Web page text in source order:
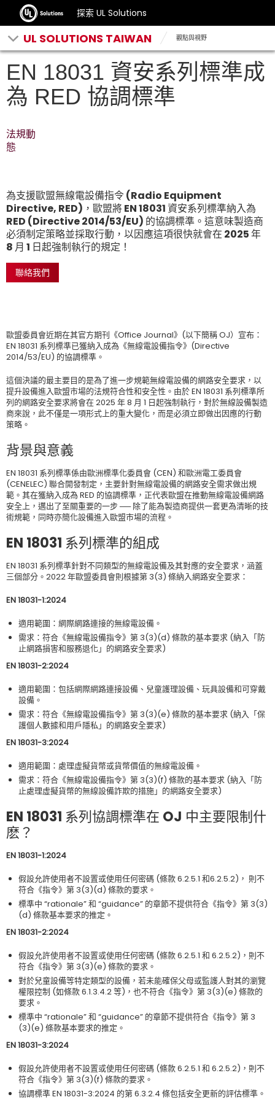
探索 UL Solutions
UL SOLUTIONS TAIWAN 觀點與視野
EN 18031 資安系列標準成
為 RED 協調標準
法規動
態
為支援歐盟無線電設備指令 (Radio Equipment
Directive, RED)，歐盟將 EN 18031 資安系列標準納入為
RED (Directive 2014/53/EU) 的協調標準。這意味製造商
必須制定策略並採取行動，以因應這項很快就會在 2025 年
8 月 1 日起強制執行的規定！
聯絡我們
歐盟委員會近期在其官方期刊《Office Journal》(以下簡稱 OJ）宣布：
EN 18031 系列標準已獲納入成為《無線電設備指令》(Directive
2014/53/EU) 的協調標準。
這個決議的最主要目的是為了進一步規範無線電設備的網路安全要求，以
提升設備進入歐盟市場的法規符合性和安全性。由於 EN 18031 系列標準所
列的網路安全要求將會在 2025 年 8 月 1 日起強制執行，對於無線設備製造
商來說，此不僅是一項形式上的重大變化，而是必須立即做出因應的行動
策略。
背景與意義
EN 18031 系列標準係由歐洲標準化委員會 (CEN) 和歐洲電工委員會
(CENELEC) 聯合開發制定，主要針對無線電設備的網路安全需求做出規
範。其在獲納入成為 RED 的協調標準，正代表歐盟在推動無線電設備網路
安全上，邁出了至關重要的一步 ── 除了能為製造商提供一套更為清晰的技
術規範，同時亦簡化設備進入歐盟市場的流程。
EN 18031 系列標準的組成
EN 18031 系列標準針對不同類型的無線電設備及其對應的安全要求，涵蓋
三個部分。2022 年歐盟委員會則根據第 3(3) 條納入網路安全要求：
EN 18031-1:2024
適用範圍：網際網路連接的無線電設備。
需求：符合《無線電設備指令》第 3(3)(d) 條款的基本要求 (納入「防
止網路損害和服務退化」的網路安全要求)
EN 18031-2:2024
適用範圍：包括網際網路連接設備、兒童護理設備、玩具設備和可穿戴
設備。
需求：符合《無線電設備指令》第 3(3)(e) 條款的基本要求 (納入「保
護個人數據和用戶隱私」的網路安全要求)
EN 18031-3:2024
適用範圍：處理虛擬貨幣或貨幣價值的無線電設備。
需求：符合《無線電設備指令》第 3(3)(f) 條款的基本要求 (納入「防
止處理虛擬貨幣的無線設備詐欺的措施」的網路安全要求)
EN 18031 系列協調標準在 OJ 中主要限制什
麽？
EN 18031-1:2024
假設允許使用者不設置或使用任何密碼 (條款 6.2.5.1 和6.2.5.2)， 則不
符合《指令》第 3(3)(d) 條款的要求。
標準中 “rationale” 和 “guidance” 的章節不提供符合《指令》第 3(3)
(d) 條款基本要求的推定。
EN 18031-2:2024
假設允許使用者不設置或使用任何密碼 (條款 6.2.5.1 和 6.2.5.2)，則不
符合《指令》第 3(3)(e) 條款的要求。
對於兒童設備等特定類型的設備，若未能確保父母或監護人對其的瀏覽
權限控制 (如條款 6.1.3.4.2 等)，也不符合《指令》第 3(3)(e) 條款的
要求。
標準中 “rationale” 和 “guidance” 的章節不提供符合《指令》第 3
(3)(e) 條款基本要求的推定。
EN 18031-3:2024
假設允許使用者不設置或使用任何密碼 (條款 6.2.5.1 和 6.2.5.2)，則不
符合《指令》第 3(3)(f) 條款的要求。
協調標準 EN 18031-3:2024 的第 6.3.2.4 條包括安全更新的評估標準。